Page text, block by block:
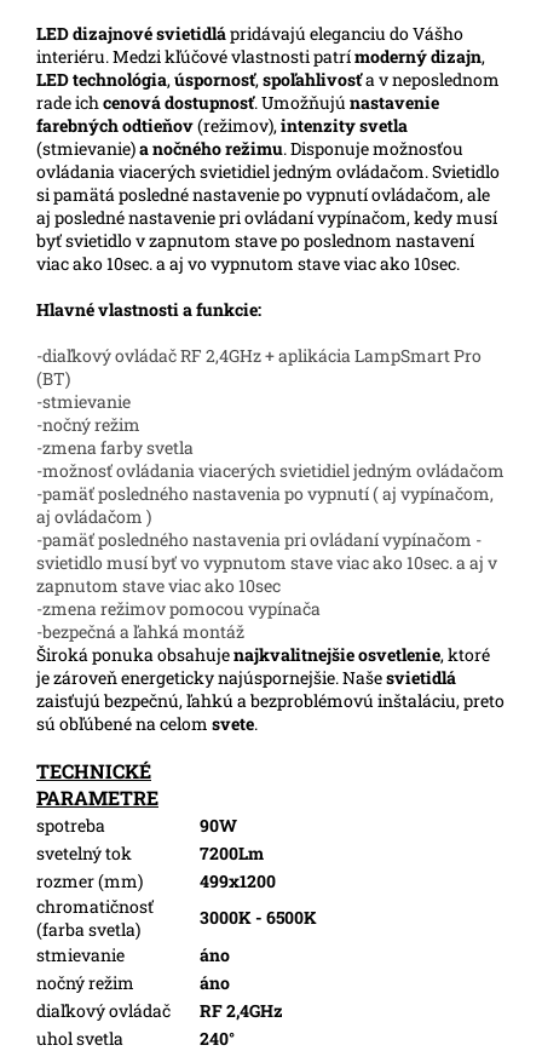
LEDdizajnové svietidlápridávajú eleganciu do Vášho
interiéru.Medzi kľúčové vlastnosti patrímoderný dizajn,
LED technológia,úspornosť,spoľahlivosťa v neposlednom
rade ichcenová dostupnosť. Umožňujú nastavenie
farebných odtieňov(režimov),intenzity svetla
(stmievanie)a nočného režimu. Disponuje možnosťou
ovládania viacerých svietidiel jedným ovládačom. Svietidlo
si pamätá posledné nastavenie po vypnutí ovládačom, ale
aj posledné nastavenie pri ovládaní vypínačom, kedy musí
byť svietidlo v zapnutom stave po poslednom nastavení
viac ako 10sec. a aj vo vypnutom stave viac ako 10sec.
Hlavné vlastnosti a funkcie:
-diaľkový ovládač RF 2,4GHz + aplikácia LampSmart Pro
(BT)
-stmievanie
-nočný režim
-zmena farby svetla
-možnosť ovládania viacerých svietidiel jedným ovládačom
-pamäť posledného nastavenia po vypnutí ( aj vypínačom,
aj ovládačom )
-pamäť posledného nastavenia pri ovládaní vypínačom -
svietidlo musí byť vo vypnutom stave viac ako 10sec. a aj v
zapnutom stave viac ako 10sec
-zmena režimov pomocou vypínača
-bezpečná a ľahká montáž
Široká ponuka obsahujenajkvalitnejšie osvetlenie, ktoré
je zároveň energeticky najúspornejšie. Našesvietidlá
zaisťujú bezpečnú, ľahkú a bezproblémovú inštaláciu, preto
sú obľúbené na celom svete.
TECHNICKÉ
PARAMETRE
spotreba
90W
svetelný tok
7200Lm
rozmer (mm)
499x1200
chromatičnosť
(farba svetla)
3000K - 6500K
stmievanie
áno
nočný režim
áno
diaľkový ovládač
RF 2,4GHz
uhol svetla
240°